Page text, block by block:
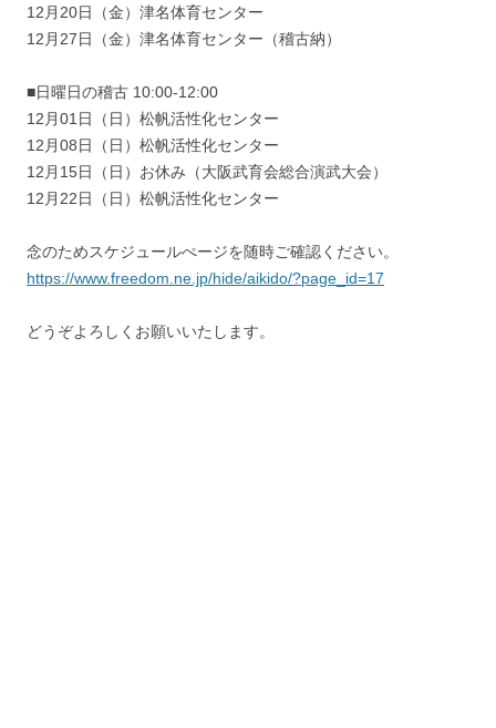
12月20日（金）津名体育センター
12月27日（金）津名体育センター（稽古納）
■日曜日の稽古 10:00-12:00
12月01日（日）松帆活性化センター
12月08日（日）松帆活性化センター
12月15日（日）お休み（大阪武育会総合演武大会）
12月22日（日）松帆活性化センター
念のためスケジュールぺージを随時ご確認ください。
https://www.freedom.ne.jp/hide/aikido/?page_id=17
どうぞよろしくお願いいたします。